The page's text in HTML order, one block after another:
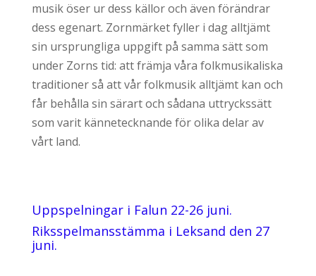
musik öser ur dess källor och även förändrar
dess egenart. Zornmärket fyller i dag alltjämt
sin ursprungliga uppgift på samma sätt som
under Zorns tid: att främja våra folkmusikaliska
traditioner så att vår folkmusik alltjämt kan och
får behålla sin särart och sådana uttryckssätt
som varit kännetecknande för olika delar av
vårt land.
Uppspelningar i Falun 22-26 juni.
Riksspelmansstämma i Leksand den 27
juni.